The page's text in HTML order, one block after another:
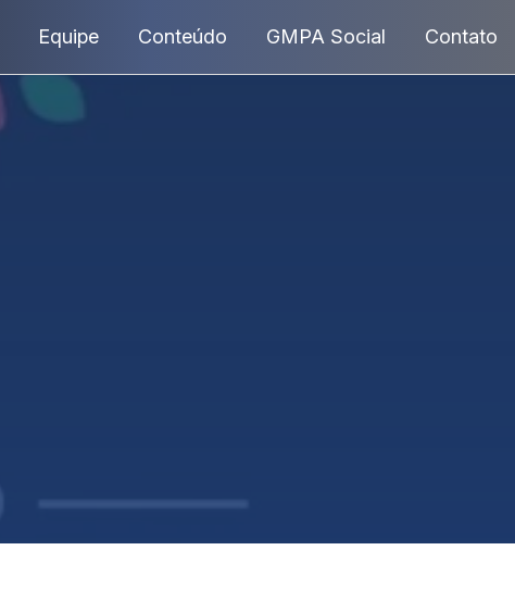
Equipe Conteúdo GMPA Social Contato